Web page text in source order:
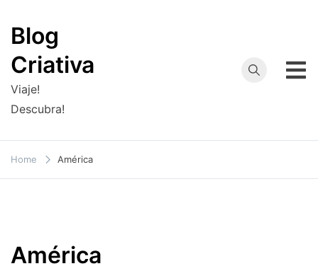
content
Blog
Criativa
Viaje!
Descubra!
Home América
América